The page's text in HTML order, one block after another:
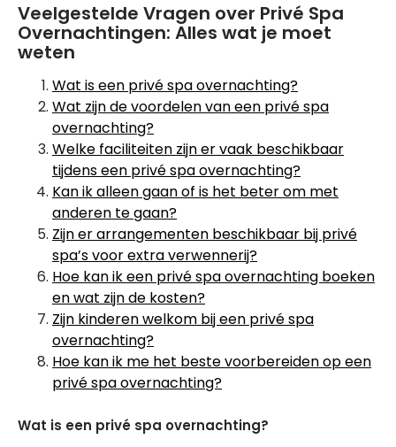
Veelgestelde Vragen over Privé Spa
Overnachtingen: Alles wat je moet
weten
Wat is een privé spa overnachting?
Wat zijn de voordelen van een privé spa
overnachting?
Welke faciliteiten zijn er vaak beschikbaar
tijdens een privé spa overnachting?
Kan ik alleen gaan of is het beter om met
anderen te gaan?
Zijn er arrangementen beschikbaar bij privé
spa’s voor extra verwennerij?
Hoe kan ik een privé spa overnachting boeken
en wat zijn de kosten?
Zijn kinderen welkom bij een privé spa
overnachting?
Hoe kan ik me het beste voorbereiden op een
privé spa overnachting?
Wat is een privé spa overnachting?